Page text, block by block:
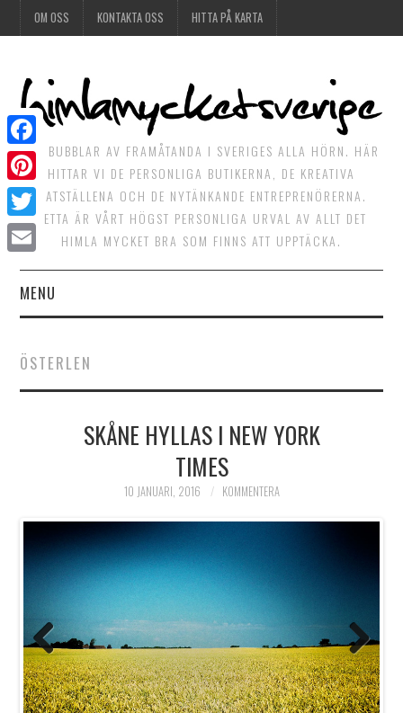
OM OSS KONTAKTA OSS HITTA PÅ KARTA
DET BUBBLAR AV FRAMÅTANDA I SVERIGES ALLA HÖRN. HÄR
HITTAR VI DE PERSONLIGA BUTIKERNA, DE KREATIVA
MATSTÄLLENA OCH DE NYTÄNKANDE ENTREPRENÖRERNA.
DETTA ÄR VÅRT HÖGST PERSONLIGA URVAL AV ALLT DET
HIMLA MYCKET BRA SOM FINNS ATT UPPTÄCKA.
MENU
HIMLAGRÖNT
HIMLAMYSIGT
VI MÖTER
VI SPANAR PÅ
ÖSTERLEN
SKÅNE HYLLAS I NEW YORK
TIMES
10 JANUARI, 2016 KOMMENTERA
Previo
us
Next
Facebook
Pinterest
Twitter
Email